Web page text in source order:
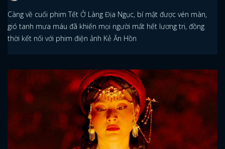
Càng về cuối phim Tết Ở Làng Địa Ngục, bí mật được vén màn,
gió tanh mưa máu đã khiến mọi người mất hết lương tri, đồng
thời kết nối với phim điện ảnh Kẻ Ăn Hồn